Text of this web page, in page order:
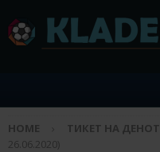
HOME ТИКЕТ НА ДЕНОТ
26.06.2020)